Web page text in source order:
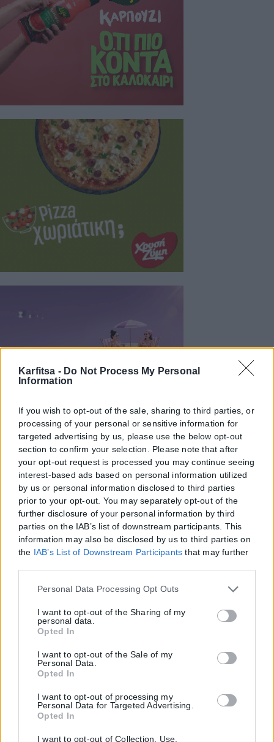
Karfitsa - Do Not Process My Personal
Information
If you wish to opt-out of the sale, sharing to third parties, or
processing of your personal or sensitive information for
targeted advertising by us, please use the below opt-out
section to confirm your selection. Please note that after
your opt-out request is processed you may continue seeing
interest-based ads based on personal information utilized
by us or personal information disclosed to third parties
prior to your opt-out. You may separately opt-out of the
further disclosure of your personal information by third
parties on the IAB’s list of downstream participants. This
information may also be disclosed by us to third parties on
the IAB’s List of Downstream Participants that may further
Please note that this website/app uses one or more Google
but not limited to your visit or usage behaviour. You may
click to grant or deny consent to Google and its third-party
tags to use your data for below specified purposes in below
Google consent section.
Personal Data Processing Opt Outs
I want to opt-out of the Sharing of my
personal data.
Opted In
I want to opt-out of the Sale of my
Personal Data.
Opted In
I want to opt-out of processing my
Personal Data for Targeted Advertising.
Opted In
I want to opt-out of Collection, Use,